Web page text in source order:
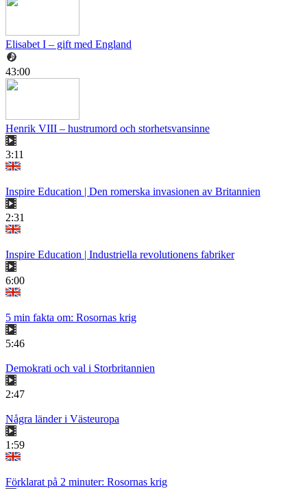
Elisabet I – gift med England
43:00
Henrik VIII – hustrumord och storhetsvansinne
3:11
Inspire Education | Den romerska invasionen av Britannien
2:31
Inspire Education | Industriella revolutionens fabriker
6:00
5 min fakta om: Rosornas krig
5:46
Demokrati och val i Storbritannien
2:47
Några länder i Västeuropa
1:59
Förklarat på 2 minuter: Rosornas krig